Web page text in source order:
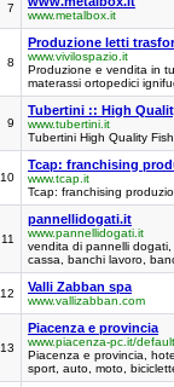
7
www.metalbox.it
8
Produzione letti
www.vivilospazio.it
Produzione e vendita in
materassi ortopedici
9
Tubertini :: High
www.tubertini.it
Tubertini High Quality
10
Tcap: franchising
www.tcap.it
Tcap: franchising
11
pannellidogati.it
www.pannellidogati.it
vendita di pannelli
cassa, banchi lavoro,
12 Valli Zabban spa
www.vallizabban.com
13
Piacenza e provincia
www.piacenza-pc.it/
Piacenza e provincia,
sport, auto, moto,